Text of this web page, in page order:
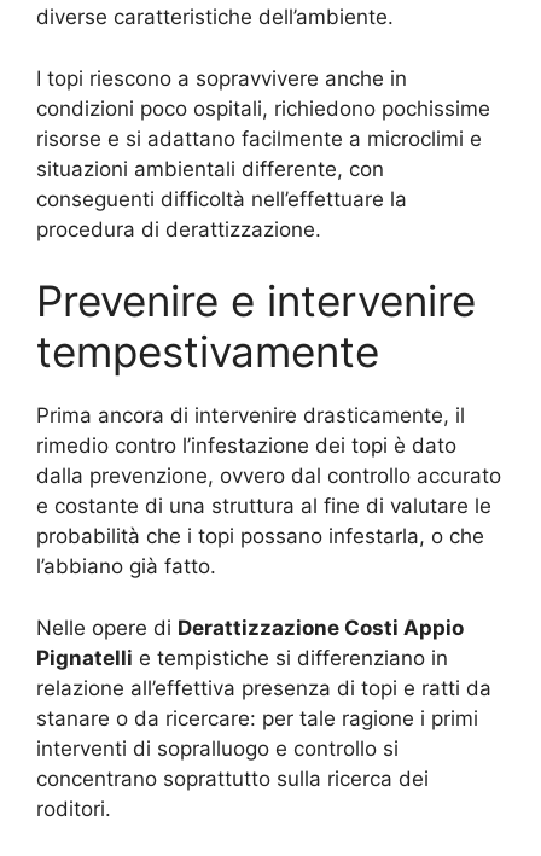
diverse caratteristiche dell’ambiente.
I topi riescono a sopravvivere anche in
condizioni poco ospitali, richiedono pochissime
risorse e si adattano facilmente a microclimi e
situazioni ambientali differente, con
conseguenti difficoltà nell’effettuare la
procedura di derattizzazione.
Prevenire e intervenire
tempestivamente
Prima ancora di intervenire drasticamente, il
rimedio contro l’infestazione dei topi è dato
dalla prevenzione, ovvero dal controllo accurato
e costante di una struttura al fine di valutare le
probabilità che i topi possano infestarla, o che
l’abbiano già fatto.
Nelle opere di Derattizzazione Costi Appio
Pignatelli e tempistiche si differenziano in
relazione all’effettiva presenza di topi e ratti da
stanare o da ricercare: per tale ragione i primi
interventi di sopralluogo e controllo si
concentrano soprattutto sulla ricerca dei
roditori.